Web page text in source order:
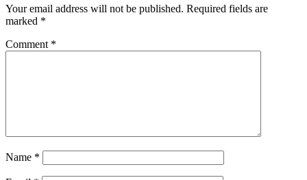
Your email address will not be published. Required fields are
marked *
Comment *
Name *